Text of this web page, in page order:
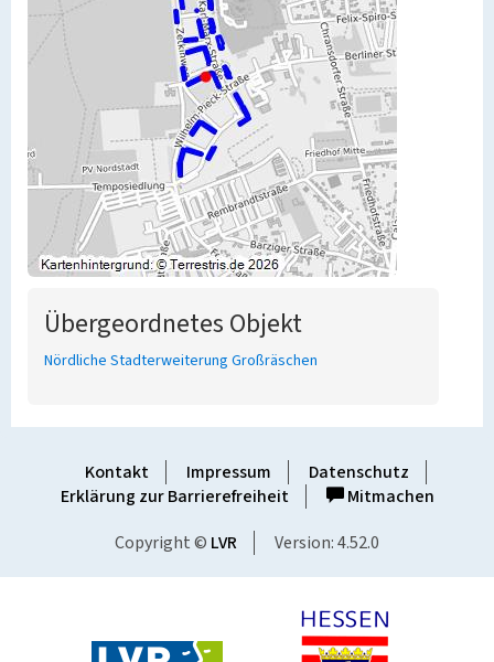
Übergeordnetes Objekt
Nördliche Stadterweiterung Großräschen
Kontakt Impressum
Datenschutz
Erklärung zur Barrierefreiheit
Mitmachen
Copyright © LVR Version: 4.52.0